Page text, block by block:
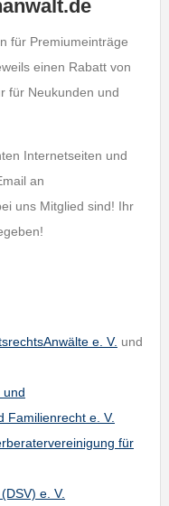
für Premiumeinträge
einen Rabatt von
für Neukunden und
Internetseiten und
an
uns Mitglied sind! Ihr
e. V. und
und
Familienrecht e. V.
für
e. V.